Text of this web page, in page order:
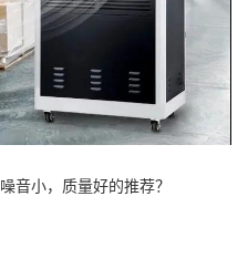
音小，质量好的推荐？